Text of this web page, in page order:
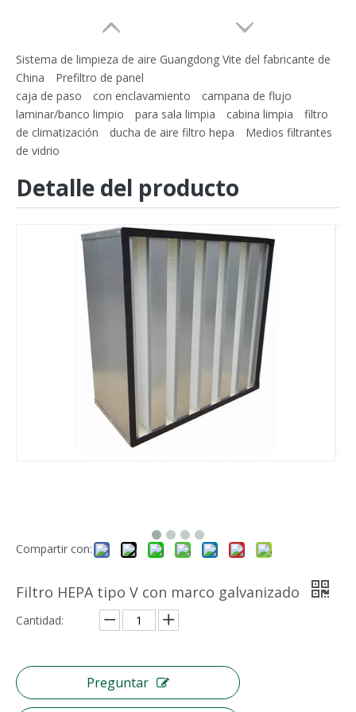
Sistema de limpieza de aire Guangdong Vite del fabricante de
China
Prefiltro de panel
caja de paso
con enclavamiento
campana de flujo
laminar/banco limpio
para sala limpia cabina limpia
filtro
de climatización
ducha de aire filtro hepa
Medios filtrantes
de vidrio
Detalle del producto
Compartir con:
Filtro HEPA tipo V con marco galvanizado
Cantidad:
Preguntar